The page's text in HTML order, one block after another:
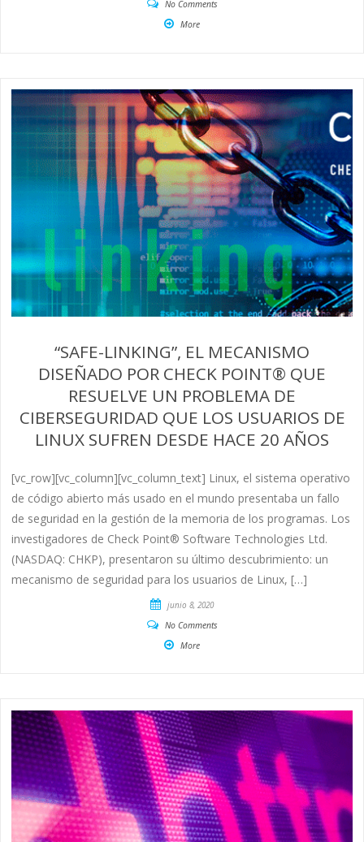
No Comments
More
“SAFE-LINKING”, EL MECANISMO
DISEÑADO POR CHECK POINT® QUE
RESUELVE UN PROBLEMA DE
CIBERSEGURIDAD QUE LOS USUARIOS DE
LINUX SUFREN DESDE HACE 20 AÑOS
[vc_row][vc_column][vc_column_text] Linux, el sistema operativo
de código abierto más usado en el mundo presentaba un fallo
de seguridad en la gestión de la memoria de los programas. Los
investigadores de Check Point® Software Technologies Ltd.
(NASDAQ: CHKP), presentaron su último descubrimiento: un
mecanismo de seguridad para los usuarios de Linux, […]
junio 8, 2020
No Comments
More